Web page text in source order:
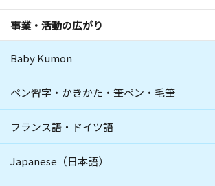
事業・活動の広がり
Baby Kumon
ペン習字・かきかた・筆ペン・毛筆
フランス語・ドイツ語
Japanese（日本語）